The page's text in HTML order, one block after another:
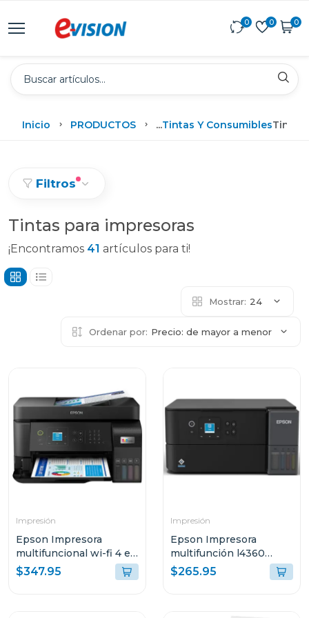
0 0 0
Inicio PRODUCTOS ...Tintas Y ConsumiblesTintas
Filtros
Tintas para impresoras
¡Encontramos 41 artículos para ti!
Mostrar: 24
Ordenar por: Precio: de mayor a menor
Impresión
Epson Impresora
multifuncional wi-fi 4 en
1 de alto desempeño
eco tank l5590 c11ck57
$347.95
Impresión
Epson Impresora
multifunción l4360
tanque de tinta eco-
tank wi-fi
$265.95